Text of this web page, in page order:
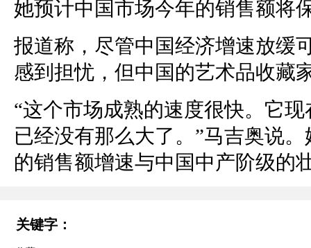
她预计中国市场今年的销售额将
报道称，尽管中国经济增速放缓
感到担忧，但中国的艺术品收藏
“这个市场成熟的速度很快。它
已经没有那么大了。”马吉奥说
的销售额增速与中国中产阶级的
关键字：